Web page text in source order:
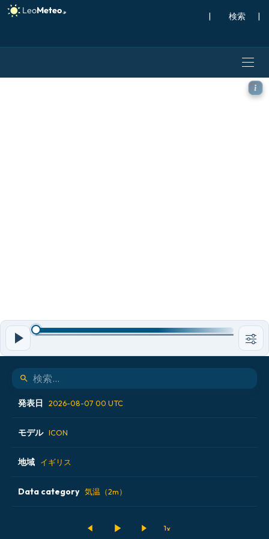
| |
ICON モデル - イギリス, 気
発表日 2026-08-07 00 UTC
2026-08-06 12 UTC
2026-08-06 18 UTC
2026-08-07 00 UTC
モデル ICON
ALADIN CZ 2.3 km
ECMWF AIFS [AI]
地域 イギリス
アイスランド
Data category 気温（2m）